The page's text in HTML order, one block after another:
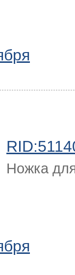
Ножка